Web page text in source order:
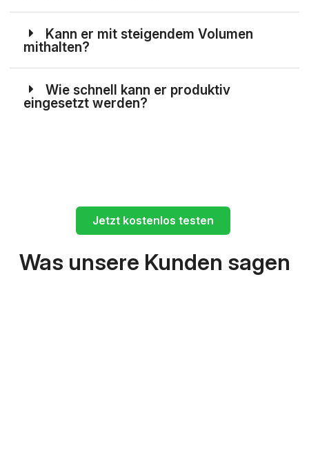
Kann er mit steigendem Volumen
mithalten?
Wie schnell kann er produktiv
eingesetzt werden?
Jetzt kostenlos testen
Was unsere Kunden sagen